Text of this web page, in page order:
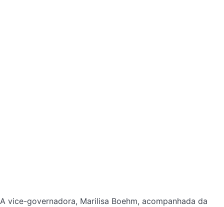
A vice-governadora, Marilisa Boehm, acompanhada da